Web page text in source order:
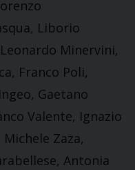
Liborio
Minervini,
Franco Poli,
Gaetano
Valente, Ignazio
Zaza,
Antonia